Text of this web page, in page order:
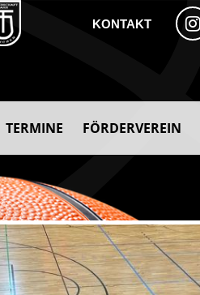
KONTAKT
TERMINE FÖRDERVEREIN